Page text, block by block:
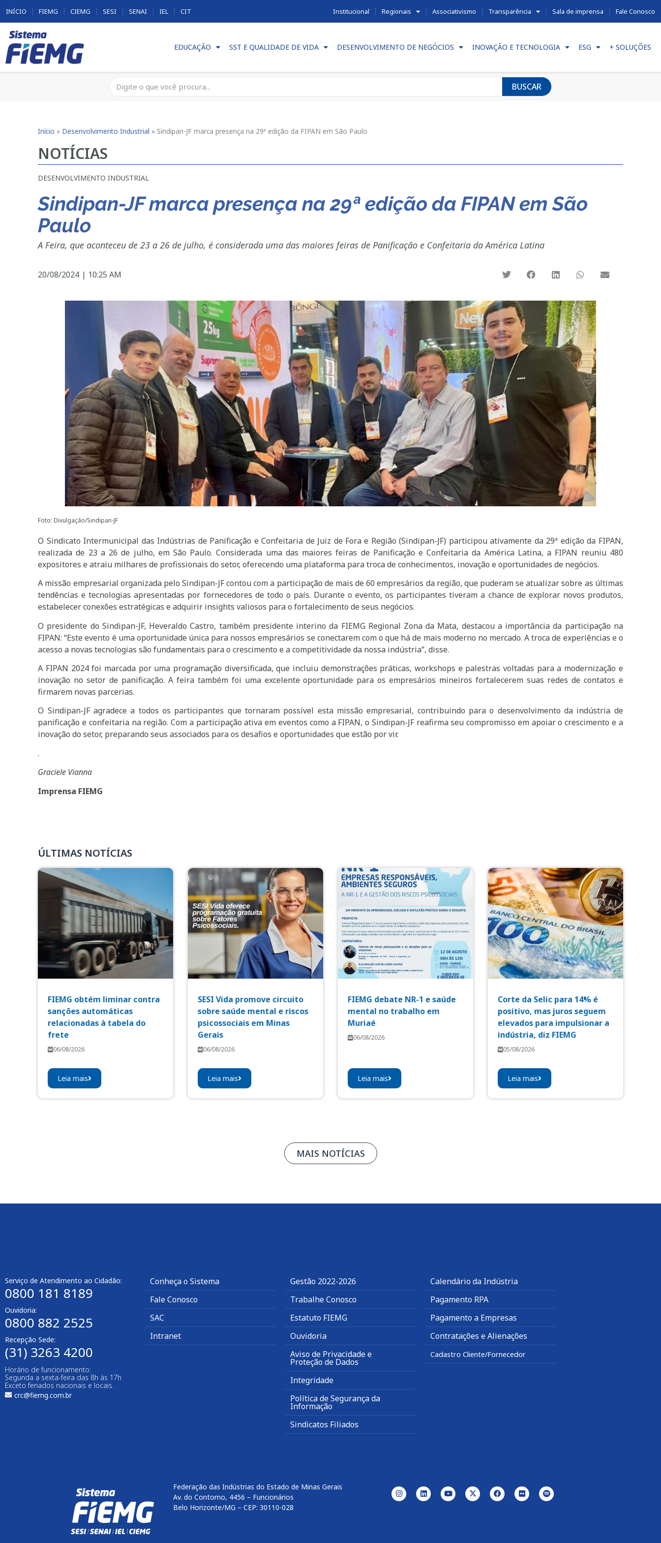
INÍCIO FIEMG CIEMG SESI SENAI IEL CIT Institucional Regionais Associativismo Transparência Sala de imprensa Fale Conosco
EDUCAÇÃO SST E QUALIDADE DE VIDA DESENVOLVIMENTO DE NEGÓCIOS INOVAÇÃO E TECNOLOGIA ESG + SOLUÇÕES
BUSCAR
Início » Desenvolvimento Industrial » Sindipan-JF marca presença na 29ª edição da FIPAN em São Paulo
NOTÍCIAS
DESENVOLVIMENTO INDUSTRIAL
Sindipan-JF marca presença na 29ª edição da FIPAN em São
Paulo
A Feira, que aconteceu de 23 a 26 de julho, é considerada uma das maiores feiras de Panificação e Confeitaria da América Latina
20/08/2024 | 10:25 AM
Foto: Divulgação/Sindipan-JF
O Sindicato Intermunicipal das Indústrias de Panificação e Confeitaria de Juiz de Fora e Região (Sindipan-JF) participou ativamente da 29ª edição da FIPAN,
realizada de 23 a 26 de julho, em São Paulo. Considerada uma das maiores feiras de Panificação e Confeitaria da América Latina, a FIPAN reuniu 480
expositores e atraiu milhares de profissionais do setor, oferecendo uma plataforma para troca de conhecimentos, inovação e oportunidades de negócios.
A missão empresarial organizada pelo Sindipan-JF contou com a participação de mais de 60 empresários da região, que puderam se atualizar sobre as últimas
tendências e tecnologias apresentadas por fornecedores de todo o país. Durante o evento, os participantes tiveram a chance de explorar novos produtos,
estabelecer conexões estratégicas e adquirir insights valiosos para o fortalecimento de seus negócios.
O presidente do Sindipan-JF, Heveraldo Castro, também presidente interino da FIEMG Regional Zona da Mata, destacou a importância da participação na
FIPAN: “Este evento é uma oportunidade única para nossos empresários se conectarem com o que há de mais moderno no mercado. A troca de experiências e o
acesso a novas tecnologias são fundamentais para o crescimento e a competitividade da nossa indústria”, disse.
A FIPAN 2024 foi marcada por uma programação diversificada, que incluiu demonstrações práticas, workshops e palestras voltadas para a modernização e
inovação no setor de panificação. A feira também foi uma excelente oportunidade para os empresários mineiros fortalecerem suas redes de contatos e
firmarem novas parcerias.
O Sindipan-JF agradece a todos os participantes que tornaram possível esta missão empresarial, contribuindo para o desenvolvimento da indústria de
panificação e confeitaria na região. Com a participação ativa em eventos como a FIPAN, o Sindipan-JF reafirma seu compromisso em apoiar o crescimento e a
inovação do setor, preparando seus associados para os desafios e oportunidades que estão por vir.
.
Graciele Vianna
Imprensa FIEMG
ÚLTIMAS NOTÍCIAS
FIEMG obtém liminar contra
sanções automáticas
relacionadas à tabela do
frete
06/08/2026
Leia mais
SESI Vida promove circuito
sobre saúde mental e riscos
psicossociais em Minas
Gerais
06/08/2026
Leia mais
FIEMG debate NR-1 e saúde
mental no trabalho em
Muriaé
06/08/2026
Leia mais
Corte da Selic para 14% é
positivo, mas juros seguem
elevados para impulsionar a
indústria, diz FIEMG
05/08/2026
Leia mais
MAIS NOTÍCIAS
Serviço de Atendimento ao Cidadão:
0800 181 8189
Ouvidoria:
0800 882 2525​
Recepção Sede:
(31) 3263 4200
Horário de funcionamento:
Segunda a sexta-feira das 8h às 17h
Exceto feriados nacionais e locais.
crc@fiemg.com.br
Conheça o Sistema
Fale Conosco
SAC
Intranet
Gestão 2022-2026
Trabalhe Conosco
Estatuto FIEMG
Ouvidoria
Aviso de Privacidade e
Proteção de Dados
Integridade
Política de Segurança da
Informação
Sindicatos Filiados
Calendário da Indústria
Pagamento RPA
Pagamento a Empresas
Contratações e Alienações
Cadastro Cliente/Fornecedor
Federação das Indústrias do Estado de Minas Gerais
Av. do Contorno, 4456 – Funcionários
Belo Horizonte/MG – CEP: 30110-028